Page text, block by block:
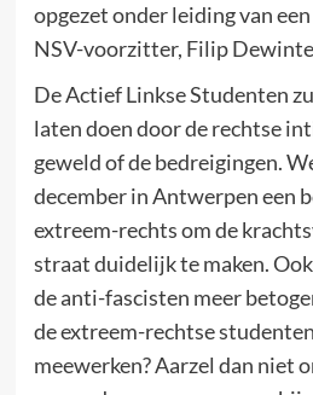
opgezet onder leiding van
NSV-voorzitter, Filip
De Actief Linkse Studenten
laten doen door de rechtse
geweld of de bedreigingen.
december in Antwerpen een
extreem-rechts om de
straat duidelijk te maken.
de anti-fascisten meer
de extreem-rechtse
meewerken? Aarzel dan niet